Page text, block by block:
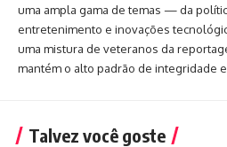
uma ampla gama de temas — da
entretenimento e inovações
uma mistura de veteranos da
mantém o alto padrão de integridade
Talvez você goste